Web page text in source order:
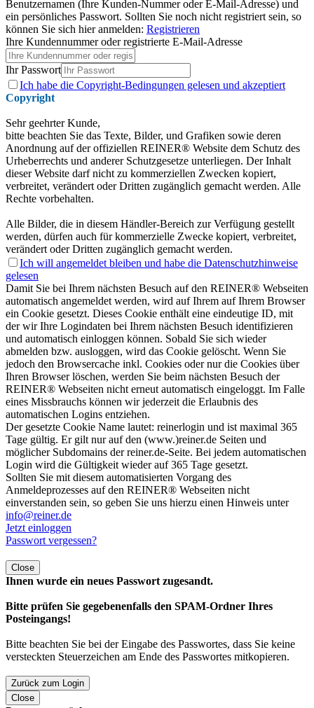
Benutzernamen (Ihre Kunden-Nummer oder E-Mail-Adresse) und
ein persönliches Passwort. Sollten Sie noch nicht registriert sein, so
können Sie sich hier anmelden: Registrieren
Ihre Kundennummer oder registrierte E-Mail-Adresse
Ihr Passwort
Ich habe die Copyright-Bedingungen gelesen und akzeptiert
Copyright
Sehr geehrter Kunde,
bitte beachten Sie das Texte, Bilder, und Grafiken sowie deren
Anordnung auf der offiziellen REINER® Website dem Schutz des
Urheberrechts und anderer Schutzgesetze unterliegen. Der Inhalt
dieser Website darf nicht zu kommerziellen Zwecken kopiert,
verbreitet, verändert oder Dritten zugänglich gemacht werden. Alle
Rechte vorbehalten.
Alle Bilder, die in diesem Händler-Bereich zur Verfügung gestellt
werden, dürfen auch für kommerzielle Zwecke kopiert, verbreitet,
verändert oder Dritten zugänglich gemacht werden.
Ich will angemeldet bleiben und habe die Datenschutzhinweise
gelesen
Damit Sie bei Ihrem nächsten Besuch auf den REINER® Webseiten
automatisch angemeldet werden, wird auf Ihrem auf Ihrem Browser
ein Cookie gesetzt. Dieses Cookie enthält eine eindeutige ID, mit
der wir Ihre Logindaten bei Ihrem nächsten Besuch identifizieren
und automatisch einloggen können. Sobald Sie sich wieder
abmelden bzw. ausloggen, wird das Cookie gelöscht. Wenn Sie
jedoch den Browsercache inkl. Cookies oder nur die Cookies über
Ihren Browser löschen, werden Sie beim nächsten Besuch der
REINER® Webseiten nicht erneut automatisch eingeloggt. Im Falle
eines Missbrauchs können wir jederzeit die Erlaubnis des
automatischen Logins entziehen.
Der gesetzte Cookie Name lautet: reinerlogin und ist maximal 365
Tage gültig. Er gilt nur auf den (www.)reiner.de Seiten und
möglicher Subdomains der reiner.de-Seite. Bei jedem automatischen
Login wird die Gültigkeit wieder auf 365 Tage gesetzt.
Sollten Sie mit diesem automatisierten Vorgang des
Anmeldeprozesses auf den REINER® Webseiten nicht
einverstanden sein, so geben Sie uns hierzu einen Hinweis unter
info@reiner.de
Jetzt einloggen
Passwort vergessen?
Close
Ihnen wurde ein neues Passwort zugesandt.
Bitte prüfen Sie gegebenenfalls den SPAM-Ordner Ihres
Posteingangs!
Bitte beachten Sie bei der Eingabe des Passwortes, dass Sie keine
versteckten Steuerzeichen am Ende des Passwortes mitkopieren.
Zurück zum Login
Close